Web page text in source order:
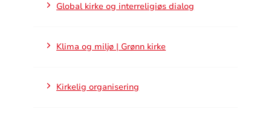
Global kirke og interreligiøs dialog
Klima og miljø | Grønn kirke
Kirkelig organisering